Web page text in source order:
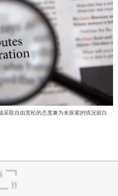
取自由宽松的态度兼为未探索的情况留白